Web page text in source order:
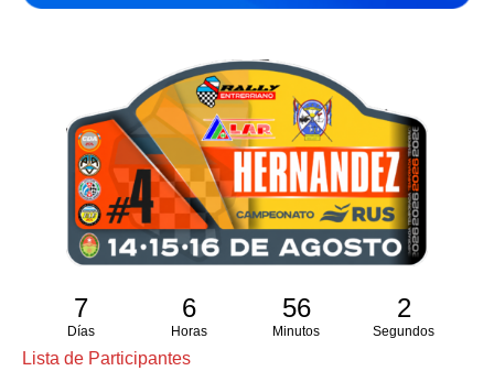
7
Días
6
Horas
56
Minutos
1
Segundo
Lista de Participantes